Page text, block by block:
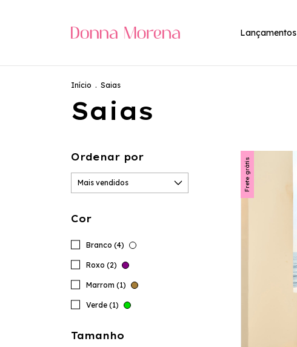
Lançamentos
Início . Saias
Saias
Ordenar por
Cor
Branco (4)
Roxo (2)
Marrom (1)
Verde (1)
Tamanho
Frete grátis